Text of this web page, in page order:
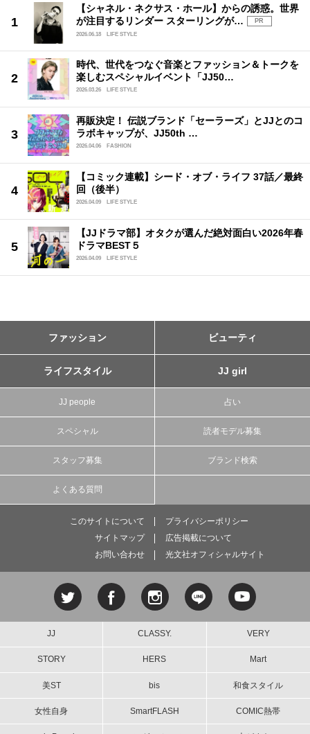
【シャネル・ネクサス・ホール】からの誘惑。世界
が注目するリンダー スターリングが…
PR
2026.06.18
LIFE STYLE
時代、世代をつなぐ音楽とファッション＆トークを
楽しむスペシャルイベント「JJ50…
2026.03.26 LIFE STYLE
再販決定！ 伝説ブランド「セーラーズ」とJJとのコ
ラボキャップが、JJ50th …
2026.04.06 FASHION
【コミック連載】シード・オブ・ライフ 37話／最終
回（後半）
2026.04.09 LIFE STYLE
【JJドラマ部】オタクが選んだ絶対面白い2026年春
ドラマBEST５
2026.04.09 LIFE STYLE
ファッション ビューティ
ライフスタイル JJ girl
JJ people 占い
スペシャル 読者モデル募集
スタッフ募集 ブランド検索
よくある質問
このサイトについて
プライバシーポリシー
サイトマップ
広告掲載について
お問い合わせ
光文社オフィシャルサイト
JJ CLASSY. VERY
STORY HERS Mart
美ST bis 和食スタイル
女性自身 SmartFLASH COMIC熱帯